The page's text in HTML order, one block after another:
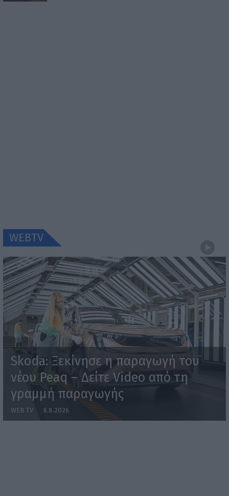
WEBTV
Skoda: Ξεκίνησε η παραγωγή του
νέου Peaq – Δείτε Video από τη
γραμμή παραγωγής
WEB TV 6.8.2026